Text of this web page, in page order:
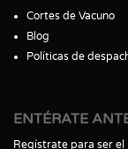
Cortes de Vacuno
Blog
Políticas de
ENTÉRATE
Regístrate para ser